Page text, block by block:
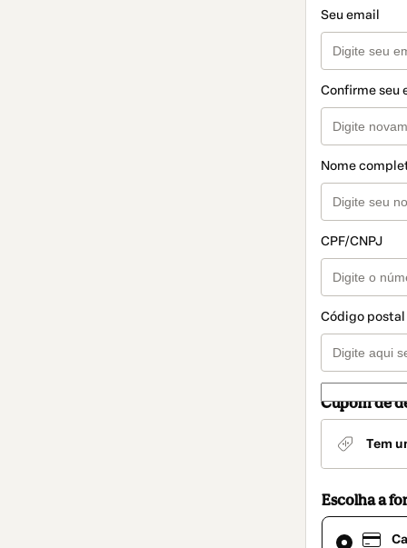
Seu email
Confirme seu
Nome
CPF/CNPJ
Código postal
Cupom de
Tem
Escolha a
Cartão
de